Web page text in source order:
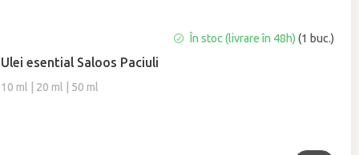
Ulei esential Saloos Paciuli
10 ml | 20 ml | 50 ml
medie
a
produsului
În stoc (livrare în 48h)(1 buc.)